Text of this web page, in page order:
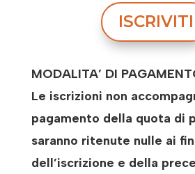
ISCRIVITI
MODALITA’ DI
Le iscrizioni non
pagamento della quota di
saranno ritenute nulle ai
dell’iscrizione e della